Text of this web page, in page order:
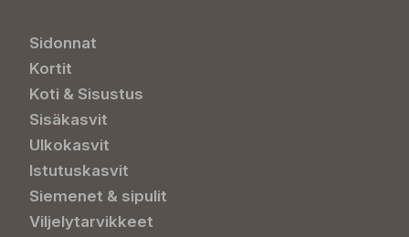
Sidonnat
Kortit
Koti & Sisustus
Sisäkasvit
Ulkokasvit
Istutuskasvit
Siemenet & sipulit
Viljelytarvikkeet